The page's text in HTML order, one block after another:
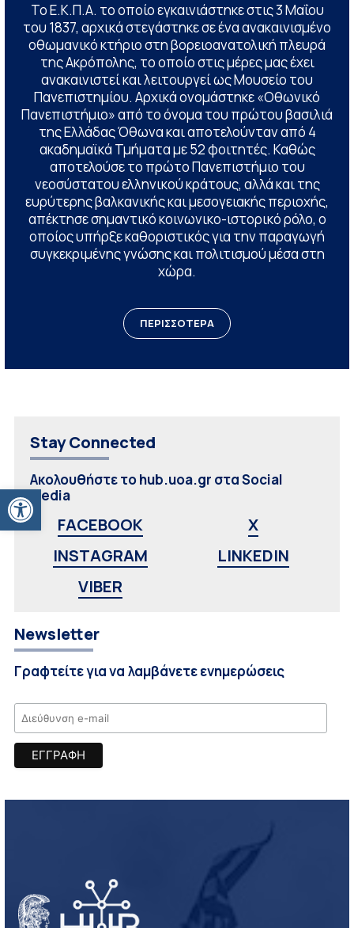
Ανοίξτε τη γραμμή εργαλείων
Το Ε.Κ.Π.Α. το οποίο εγκαινιάστηκε στις 3 Μαΐου
του 1837, αρχικά στεγάστηκε σε ένα ανακαινισμένο
οθωμανικό κτήριο στη βορειοανατολική πλευρά
της Ακρόπολης, το οποίο στις μέρες μας έχει
ανακαινιστεί και λειτουργεί ως Μουσείο του
Πανεπιστημίου. Αρχικά ονομάστηκε «Οθωνικό
Πανεπιστήμιο» από το όνομα του πρώτου βασιλιά
της Ελλάδας Όθωνα και αποτελούνταν από 4
ακαδημαϊκά Τμήματα με 52 φοιτητές. Καθώς
αποτελούσε το πρώτο Πανεπιστήμιο του
νεοσύστατου ελληνικού κράτους, αλλά και της
ευρύτερης βαλκανικής και μεσογειακής περιοχής,
απέκτησε σημαντικό κοινωνικο-ιστορικό ρόλο, ο
οποίος υπήρξε καθοριστικός για την παραγωγή
συγκεκριμένης γνώσης και πολιτισμού μέσα στη
χώρα.
ΠΕΡΙΣΣΟΤΕΡΑ
Stay Connected
Ακολουθήστε το hub.uoa.gr στα Social
Media
FACEBOOK
X
INSTAGRAM
LINKEDIN
VIBER
Newsletter
Γραφτείτε για να λαμβάνετε ενημερώσεις